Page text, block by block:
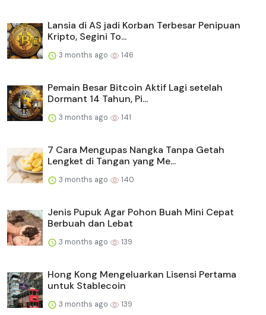
Lansia di AS jadi Korban Terbesar Penipuan
Kripto, Segini To...
3 months ago 146
Pemain Besar Bitcoin Aktif Lagi setelah
Dormant 14 Tahun, Pi...
3 months ago 141
7 Cara Mengupas Nangka Tanpa Getah
Lengket di Tangan yang Me...
3 months ago 140
Jenis Pupuk Agar Pohon Buah Mini Cepat
Berbuah dan Lebat
3 months ago 139
Hong Kong Mengeluarkan Lisensi Pertama
untuk Stablecoin
3 months ago 139